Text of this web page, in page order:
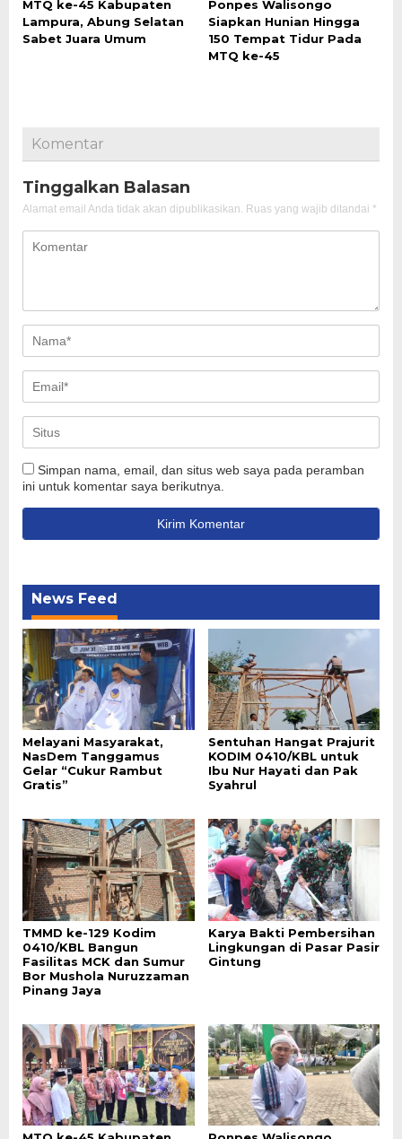
MTQ ke-45 Kabupaten
Lampura, Abung Selatan
Sabet Juara Umum
Ponpes Walisongo
Siapkan Hunian Hingga
150 Tempat Tidur Pada
MTQ ke-45
Komentar
Tinggalkan Balasan
Alamat email Anda tidak akan dipublikasikan. Ruas yang wajib ditandai *
Simpan nama, email, dan situs web saya pada peramban
ini untuk komentar saya berikutnya.
News Feed
Melayani Masyarakat,
NasDem Tanggamus
Gelar “Cukur Rambut
Gratis”
Sentuhan Hangat Prajurit
KODIM 0410/KBL untuk
Ibu Nur Hayati dan Pak
Syahrul
TMMD ke-129 Kodim
0410/KBL Bangun
Fasilitas MCK dan Sumur
Bor Mushola Nuruzzaman
Pinang Jaya
Karya Bakti Pembersihan
Lingkungan di Pasar Pasir
Gintung